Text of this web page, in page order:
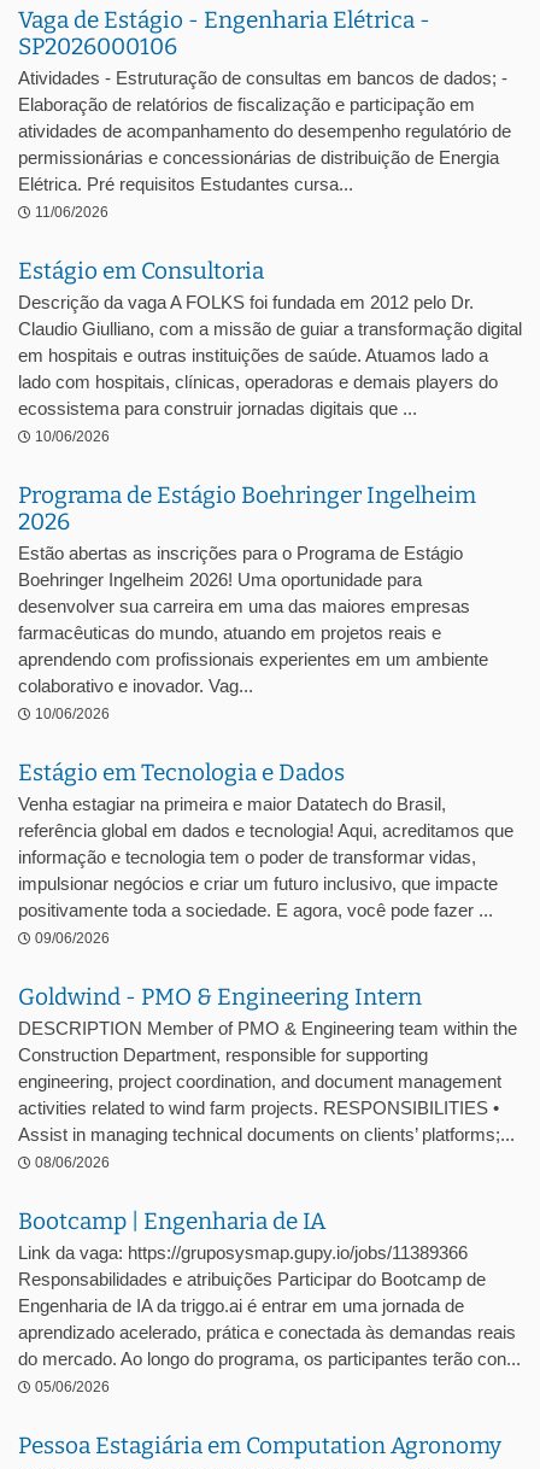
Vaga de Estágio - Engenharia Elétrica -
SP2026000106
Atividades - Estruturação de consultas em bancos de dados; -
Elaboração de relatórios de fiscalização e participação em
atividades de acompanhamento do desempenho regulatório de
permissionárias e concessionárias de distribuição de Energia
Elétrica. Pré requisitos Estudantes cursa...
11/06/2026
Estágio em Consultoria
Descrição da vaga A FOLKS foi fundada em 2012 pelo Dr.
Claudio Giulliano, com a missão de guiar a transformação digital
em hospitais e outras instituições de saúde. Atuamos lado a
lado com hospitais, clínicas, operadoras e demais players do
ecossistema para construir jornadas digitais que ...
10/06/2026
Programa de Estágio Boehringer Ingelheim
2026
Estão abertas as inscrições para o Programa de Estágio
Boehringer Ingelheim 2026! Uma oportunidade para
desenvolver sua carreira em uma das maiores empresas
farmacêuticas do mundo, atuando em projetos reais e
aprendendo com profissionais experientes em um ambiente
colaborativo e inovador. Vag...
10/06/2026
Estágio em Tecnologia e Dados
Venha estagiar na primeira e maior Datatech do Brasil,
referência global em dados e tecnologia! Aqui, acreditamos que
informação e tecnologia tem o poder de transformar vidas,
impulsionar negócios e criar um futuro inclusivo, que impacte
positivamente toda a sociedade. E agora, você pode fazer ...
09/06/2026
Goldwind - PMO & Engineering Intern
DESCRIPTION Member of PMO & Engineering team within the
Construction Department, responsible for supporting
engineering, project coordination, and document management
activities related to wind farm projects. RESPONSIBILITIES •
Assist in managing technical documents on clients’ platforms;...
08/06/2026
Bootcamp | Engenharia de IA
Link da vaga: https://gruposysmap.gupy.io/jobs/11389366
Responsabilidades e atribuições Participar do Bootcamp de
Engenharia de IA da triggo.ai é entrar em uma jornada de
aprendizado acelerado, prática e conectada às demandas reais
do mercado. Ao longo do programa, os participantes terão con...
05/06/2026
Pessoa Estagiária em Computation Agronomy